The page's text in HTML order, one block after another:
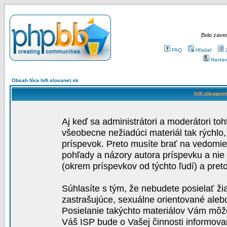
Bolo
FAQ Hľadať
Obsah fóra hifi.slovanet.sk
Aj keď sa administrátori a moderátori
všeobecne nežiadúci materiál tak
príspevok. Preto musíte brať na
pohľady a názory autora príspevku a
(okrem príspevkov od týchto ľudí) a
Súhlasíte s tým, že nebudete posielať
zastrašujúce, sexuálne orientované
Posielanie takýchto materiálov Vám
Váš ISP bude o Vašej činnosti